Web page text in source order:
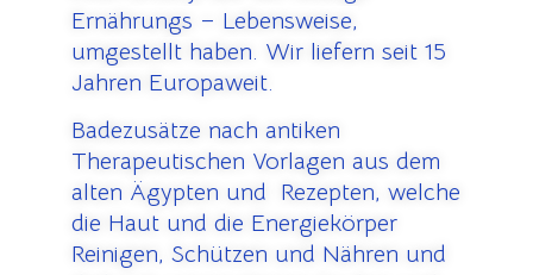
Ernährungs – Lebensweise,
umgestellt haben. Wir liefern seit 15
Jahren Europaweit.
Badezusätze nach antiken
Therapeutischen Vorlagen aus dem
alten Ägypten und Rezepten, welche
die Haut und die Energiekörper
Reinigen, Schützen und Nähren und